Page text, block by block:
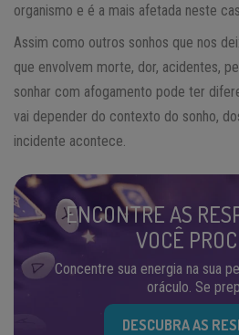
organismo e é a mais afetada neste
Assim como outros sonhos que nos
que envolvem morte, dor, acidentes,
sonhar com afogamento pode ter
vai depender do contexto do sonho,
incidente acontece.
ENCONTRE AS
VOCÊ
Concentre sua energia na sua
oráculo. Se
DESCUBRA AS